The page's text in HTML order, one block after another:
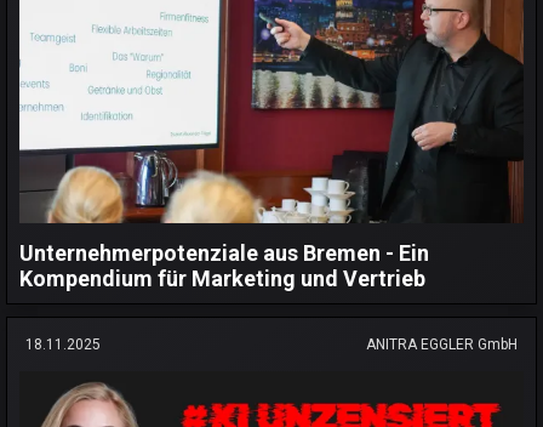
Unternehmerpotenziale aus Bremen - Ein
Kompendium für Marketing und Vertrieb
18.11.2025 ANITRA EGGLER GmbH